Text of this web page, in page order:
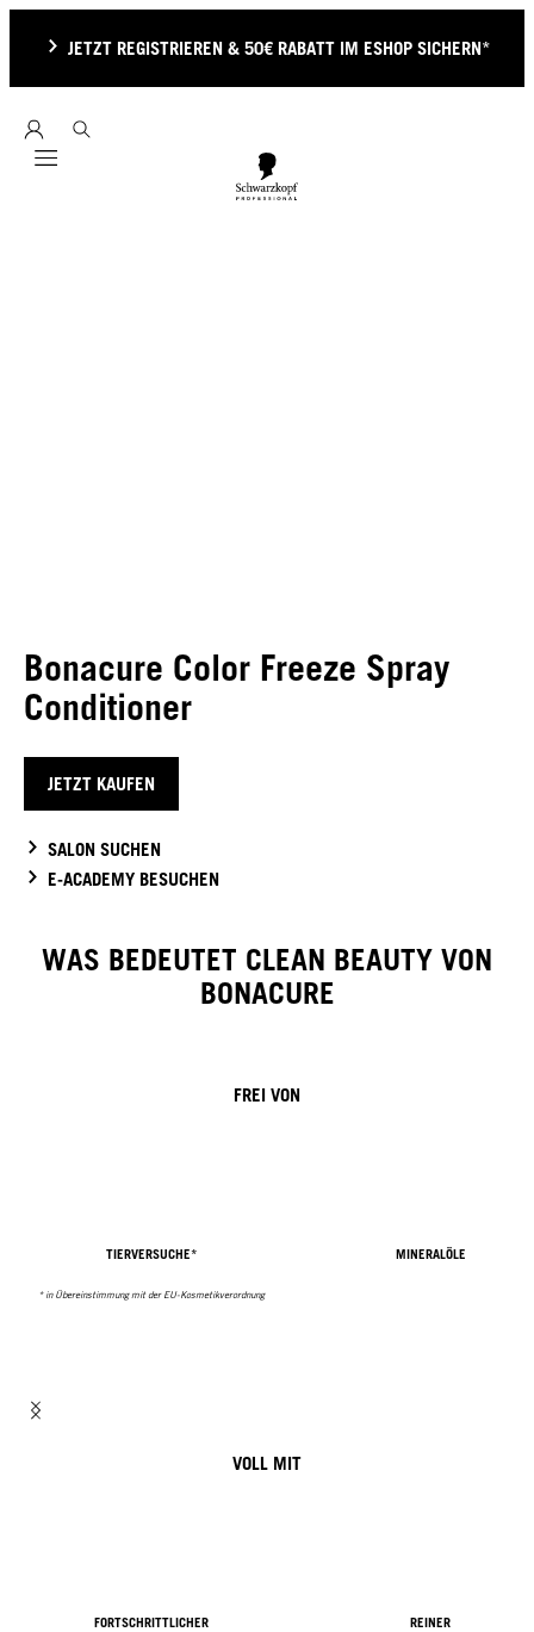
JETZT REGISTRIEREN & 50€ RABATT IM ESHOP SICHERN*
Mobile navigation
Bonacure Color Freeze Spray
Conditioner
JETZT KAUFEN
SALON SUCHEN
E-ACADEMY BESUCHEN
WAS BEDEUTET CLEAN BEAUTY VON
BONACURE
FREI VON
TIERVERSUCHE*
* in Übereinstimmung mit der EU-Kosmetikverordnung
MINERALÖLE
VOLL MIT
FORTSCHRITTLICHER
REINER